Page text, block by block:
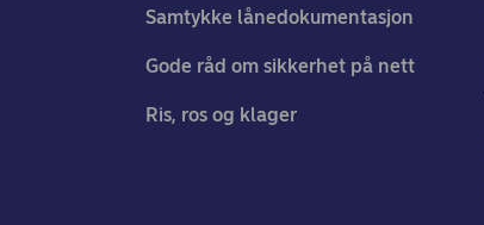
Samtykke lånedokumentasjon
Gode råd om sikkerhet på nett
Ris, ros og klager